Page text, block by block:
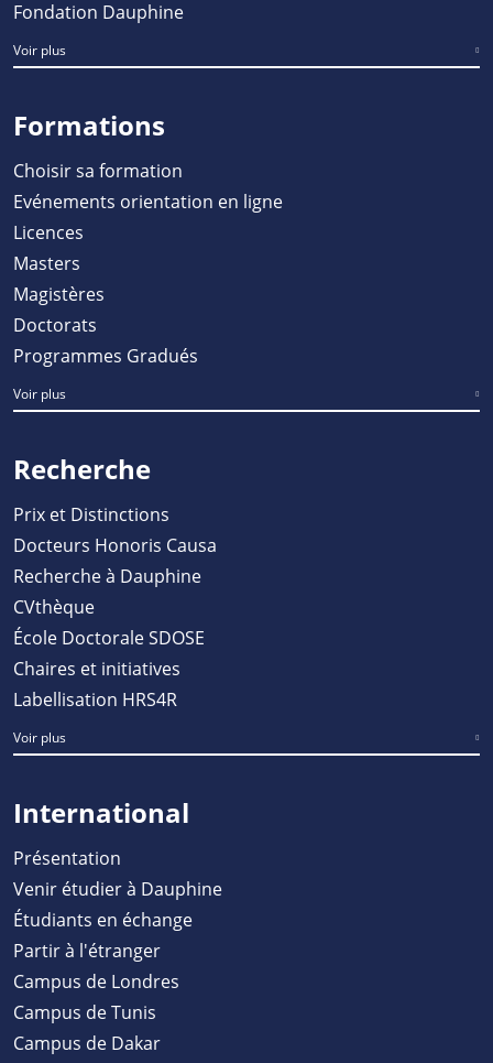
Fondation Dauphine
Voir plus
Formations
Choisir sa formation
Evénements orientation en ligne
Licences
Masters
Magistères
Doctorats
Programmes Gradués
Voir plus
Recherche
Prix et Distinctions
Docteurs Honoris Causa
Recherche à Dauphine
CVthèque
École Doctorale SDOSE
Chaires et initiatives
Labellisation HRS4R
Voir plus
International
Présentation
Venir étudier à Dauphine
Étudiants en échange
Partir à l'étranger
Campus de Londres
Campus de Tunis
Campus de Dakar